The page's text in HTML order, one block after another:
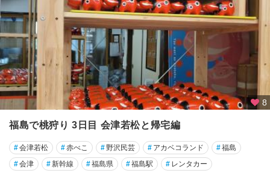
島
・
飯
温
泉
土
湯
・
・
二
本
8
福島で桃狩り 3日目 会津若松と帰宅編
#会津若松 #赤べこ #野沢民芸 # アカベコランド #福島
#会津 #新幹線 #福島県 #福島駅 # レンタカー